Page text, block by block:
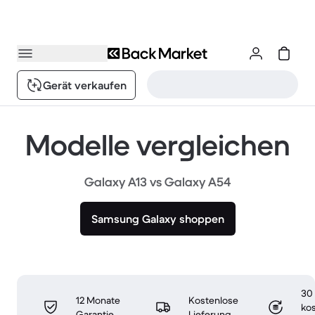
Gerät verkaufen
Modelle vergleichen
Galaxy A13 vs Galaxy A54
Samsung Galaxy shoppen
12 Monate
Kostenlose
30